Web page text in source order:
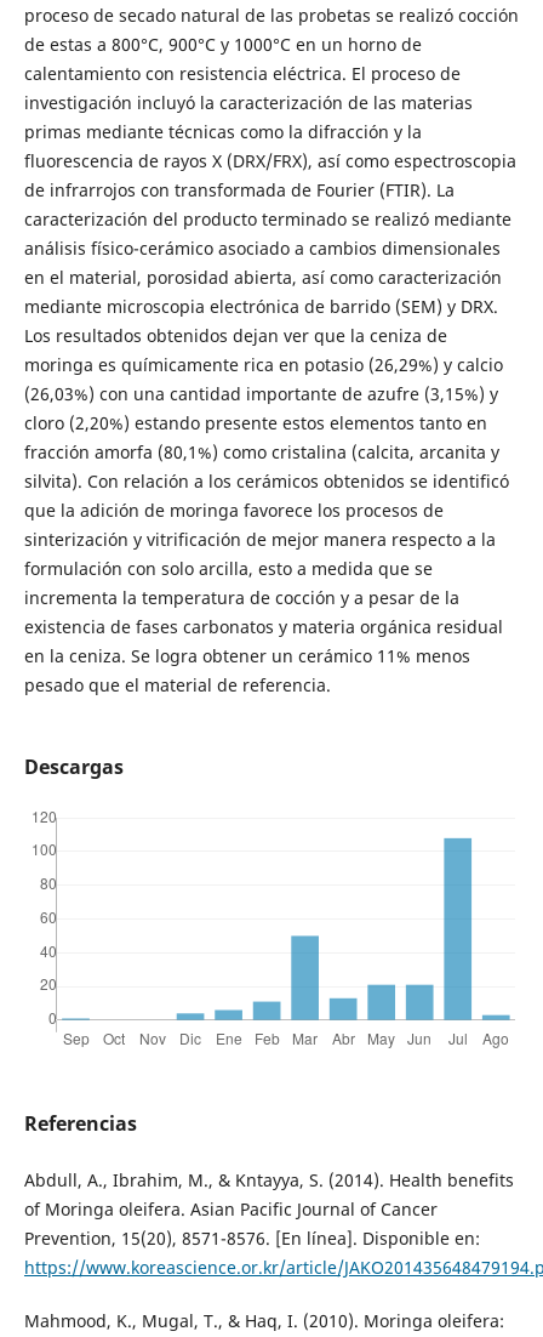
proceso de secado natural de las probetas se realizó cocción
de estas a 800°C, 900°C y 1000°C en un horno de
calentamiento con resistencia eléctrica. El proceso de
investigación incluyó la caracterización de las materias
primas mediante técnicas como la difracción y la
fluorescencia de rayos X (DRX/FRX), así como espectroscopia
de infrarrojos con transformada de Fourier (FTIR). La
caracterización del producto terminado se realizó mediante
análisis físico-cerámico asociado a cambios dimensionales
en el material, porosidad abierta, así como caracterización
mediante microscopia electrónica de barrido (SEM) y DRX.
Los resultados obtenidos dejan ver que la ceniza de
moringa es químicamente rica en potasio (26,29%) y calcio
(26,03%) con una cantidad importante de azufre (3,15%) y
cloro (2,20%) estando presente estos elementos tanto en
fracción amorfa (80,1%) como cristalina (calcita, arcanita y
silvita). Con relación a los cerámicos obtenidos se identificó
que la adición de moringa favorece los procesos de
sinterización y vitrificación de mejor manera respecto a la
formulación con solo arcilla, esto a medida que se
incrementa la temperatura de cocción y a pesar de la
existencia de fases carbonatos y materia orgánica residual
en la ceniza. Se logra obtener un cerámico 11% menos
pesado que el material de referencia.
Descargas
Referencias
Abdull, A., Ibrahim, M., & Kntayya, S. (2014). Health benefits
of Moringa oleifera. Asian Pacific Journal of Cancer
Prevention, 15(20), 8571-8576. [En línea]. Disponible en:
https://www.koreascience.or.kr/article/
Mahmood, K., Mugal, T., & Haq, I. (2010). Moringa oleifera: